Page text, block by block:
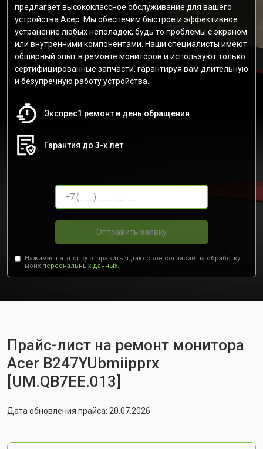
предлагает высококлассное обслуживание для вашего
устройства Асер. Мы обеспечим быстрое и эффективное
устранение любых неполадок, будь то проблемы с экраном
или внутренними компонентами. Наши специалисты имеют
обширный опыт в ремонте мониторов и используют только
сертифицированные запчасти, гарантируя вам длительную
и безупречную работу устройства.
Экспрес1 ремонт в день обращения
Гарантия до 3-х лет
Отправить заявку
Нажимая на кнопку отправить я даю свое согласие на обработку
моих персональных данных.
Прайс-лист на ремонт монитора
Acer B247YUbmiipprx
[UM.QB7EE.013]
Дата обновления прайса: 20.07.2026